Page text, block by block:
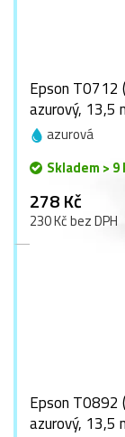
Epson T0712
azurový, 13,5
azurová
Skladem > 9
278 Kč
230 Kč bez DPH
Epson T0892
azurový, 13,5